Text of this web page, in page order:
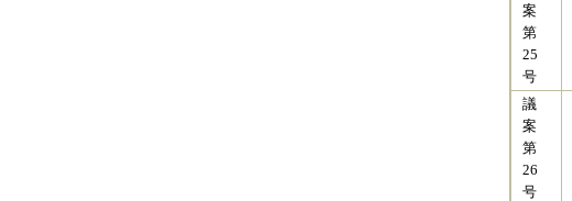
案
第
25
号
議
案
第
26
号